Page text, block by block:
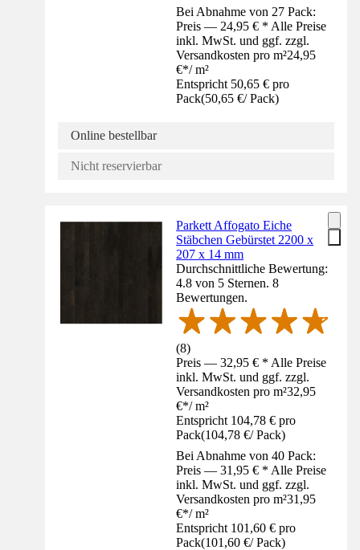
Bei Abnahme von 27 Pack:
Preis — 24,95 € * Alle Preise
inkl. MwSt. und ggf. zzgl.
Versandkosten pro m²24,95
€*/ m²
Entspricht 50,65 € pro
Pack(50,65 €/ Pack)
Online bestellbar
Nicht reservierbar
Parkett Affogato Eiche
Stäbchen Gebürstet 2200 x
207 x 14 mm
Durchschnittliche Bewertung:
4.8 von 5 Sternen. 8
Bewertungen.
(8)
Preis — 32,95 € * Alle Preise
inkl. MwSt. und ggf. zzgl.
Versandkosten pro m²32,95
€*/ m²
Entspricht 104,78 € pro
Pack(104,78 €/ Pack)
Bei Abnahme von 40 Pack:
Preis — 31,95 € * Alle Preise
inkl. MwSt. und ggf. zzgl.
Versandkosten pro m²31,95
€*/ m²
Entspricht 101,60 € pro
Pack(101,60 €/ Pack)